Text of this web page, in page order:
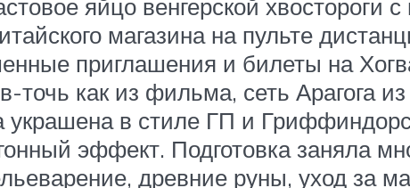
яйцо венгерской хвостороги
магазина на пульте
приглашения и билеты на
как из фильма, сеть Арагога из
в стиле ГП и
эффект. Подготовка заняла
древние руны, уход за